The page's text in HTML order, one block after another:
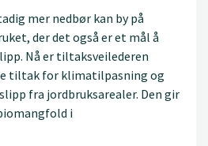
mer nedbør kan by på
der det også er et mål å
Nå er tiltaksveilederen
tiltak for klimatilpasning og
fra jordbruksarealer. Den gir
i